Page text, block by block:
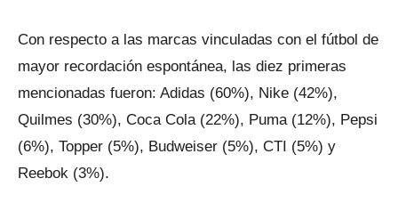
Con respecto a las marcas vinculadas con el fútbol de
mayor recordación espontánea, las diez primeras
mencionadas fueron: Adidas (60%), Nike (42%),
Quilmes (30%), Coca Cola (22%), Puma (12%), Pepsi
(6%), Topper (5%), Budweiser (5%), CTI (5%) y
Reebok (3%).